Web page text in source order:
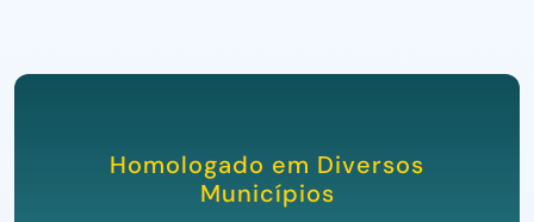
Homologado em Diversos
Municípios